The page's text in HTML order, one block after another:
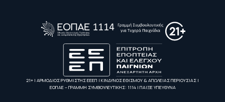
21+ | ΑΡΜΟΔΙΟΣ ΡΥΘΜΙΣΤΗΣ ΕΕΕΠ | ΚΙΝΔΥΝΟΣ ΕΘΙΣΜΟΥ & ΑΠΩΛΕΙΑΣ ΠΕΡΙΟΥΣΙΑΣ |
ΕΟΠΑΕ – ΓΡΑΜΜΗ ΣΥΜΒΟΥΛΕΥΤΙΚΗΣ: 1114 | ΠΑΙΞΕ ΥΠΕΥΘΥΝΑ